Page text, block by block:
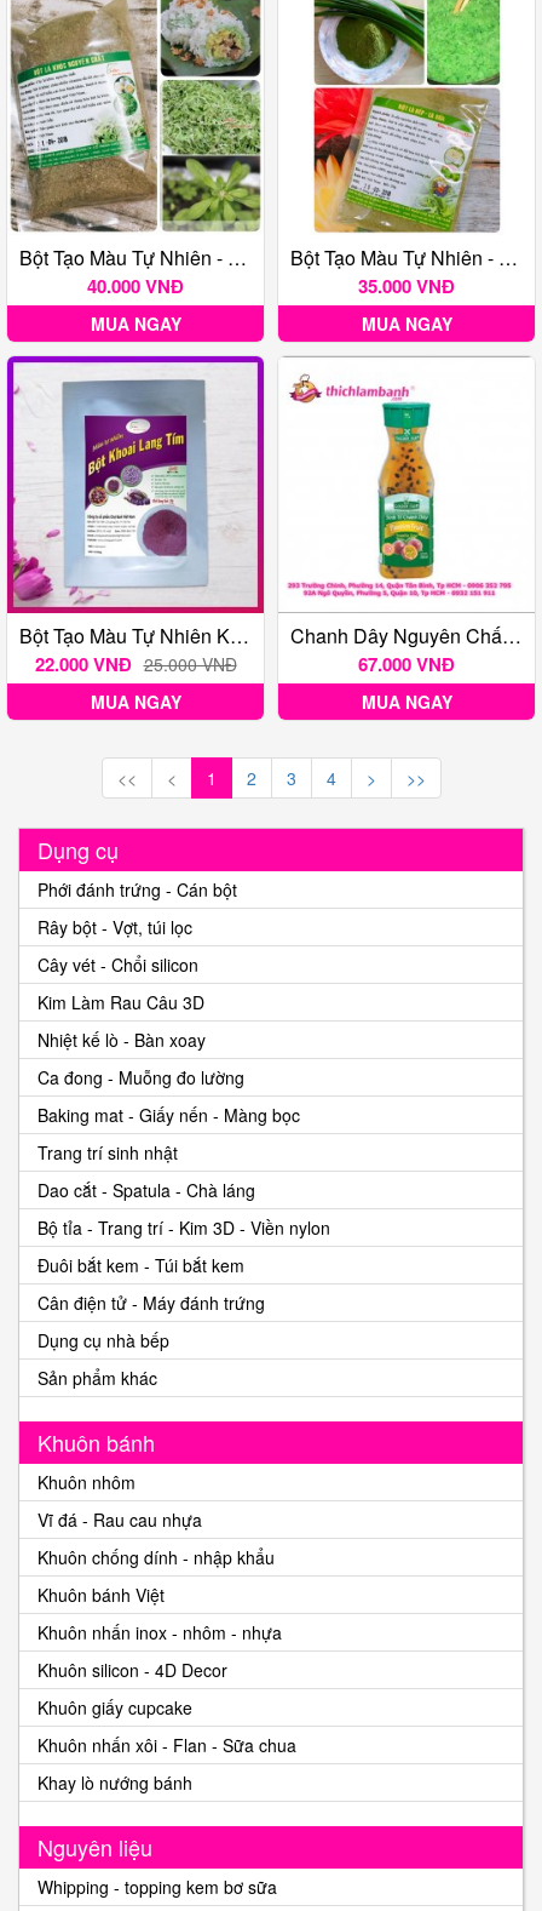
Bột Tạo Màu Tự Nhiên - Lá Khúc 50 Gr
40.000 VNĐ
MUA NGAY
Bột Tạo Màu Tự Nhiên - Lá Nếp Dứa
35.000 VNĐ
MUA NGAY
Bột Tạo Màu Tự Nhiên Khoai Lang Tím 20 Gr
22.000 VNĐ 25.000 VNĐ
MUA NGAY
Chanh Dây Nguyên Chất Golden Farm
67.000 VNĐ
MUA NGAY
<< < 1 2 3 4 > >>
Dụng cụ
Phới đánh trứng - Cán bột
Rây bột - Vợt, túi lọc
Cây vét - Chổi silicon
Kim Làm Rau Câu 3D
Nhiệt kế lò - Bàn xoay
Ca đong - Muỗng đo lường
Baking mat - Giấy nến - Màng bọc
Trang trí sinh nhật
Dao cắt - Spatula - Chà láng
Bộ tỉa - Trang trí - Kim 3D - Viền nylon
Đuôi bắt kem - Túi bắt kem
Cân điện tử - Máy đánh trứng
Dụng cụ nhà bếp
Sản phẩm khác
Khuôn bánh
Khuôn nhôm
Vĩ đá - Rau cau nhựa
Khuôn chống dính - nhập khẩu
Khuôn bánh Việt
Khuôn nhấn inox - nhôm - nhựa
Khuôn silicon - 4D Decor
Khuôn giấy cupcake
Khuôn nhấn xôi - Flan - Sữa chua
Khay lò nướng bánh
Nguyên liệu
Whipping - topping kem bơ sữa